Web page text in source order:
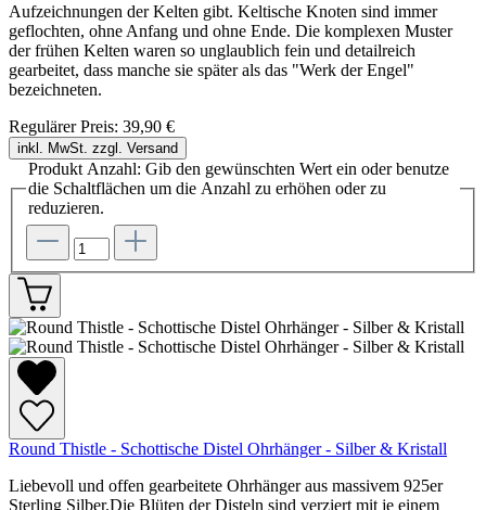
Aufzeichnungen der Kelten gibt. Keltische Knoten sind immer
geflochten, ohne Anfang und ohne Ende. Die komplexen Muster
der frühen Kelten waren so unglaublich fein und detailreich
gearbeitet, dass manche sie später als das "Werk der Engel"
bezeichneten.
Regulärer Preis: 39,90 €
inkl. MwSt. zzgl. Versand
Produkt Anzahl: Gib den gewünschten Wert ein oder benutze
die Schaltflächen um die Anzahl zu erhöhen oder zu
reduzieren.
Round Thistle - Schottische Distel Ohrhänger - Silber & Kristall
Liebevoll und offen gearbeitete Ohrhänger aus massivem 925er
Sterling Silber.Die Blüten der Disteln sind verziert mit je einem